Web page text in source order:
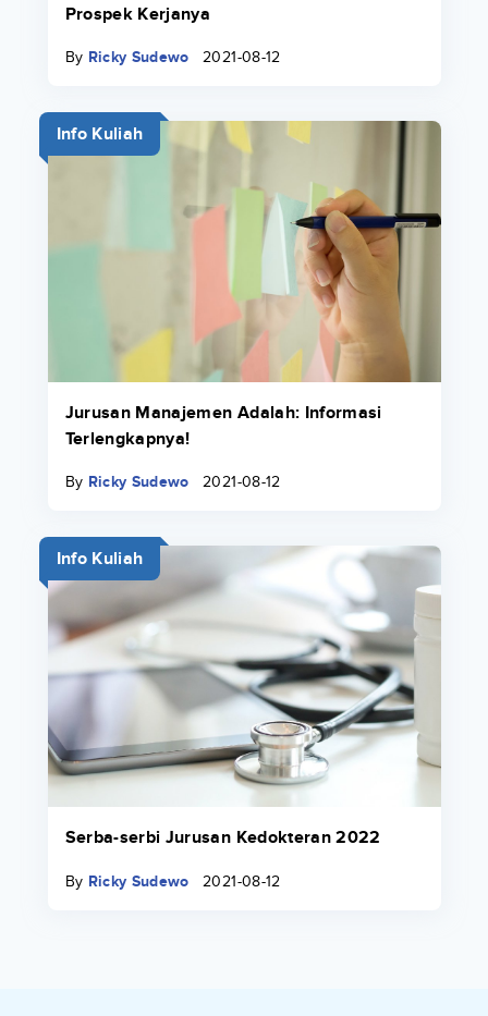
Prospek Kerjanya
By Ricky Sudewo 2021-08-12
Info Kuliah
Jurusan Manajemen Adalah: Informasi
Terlengkapnya!
By Ricky Sudewo 2021-08-12
Info Kuliah
Serba-serbi Jurusan Kedokteran 2022
By Ricky Sudewo 2021-08-12